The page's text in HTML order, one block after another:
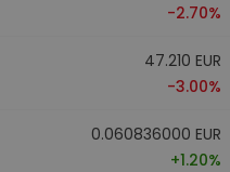
-2.70%
47.210 EUR
-3.00%
0.060836000 EUR
+1.20%